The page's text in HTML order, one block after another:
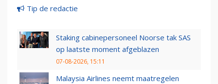
Tip de redactie
Staking cabinepersoneel Noorse tak SAS
op laatste moment afgeblazen
07-08-2026, 15:11
Malaysia Airlines neemt maatregelen